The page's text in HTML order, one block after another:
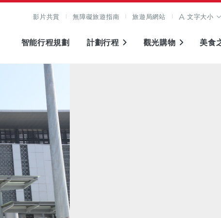
影片共賞 無障礙旅遊指南 旅遊局網站 文字大小
智能行程規劃 計劃行程 觀光購物 美食